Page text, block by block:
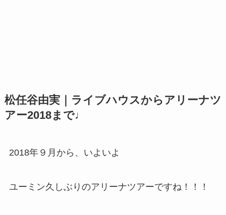
松任谷由実｜ライブハウスからアリーナツ
アー2018まで♩
2018年９月から、いよいよ
ユーミン久しぶりのアリーナツアーですね！！！